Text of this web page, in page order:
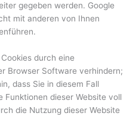
gegeben werden. Google
mit anderen von Ihnen
durch eine
Browser Software verhindern;
dass Sie in diesem Fall
dieser Website voll
die Nutzung dieser Website